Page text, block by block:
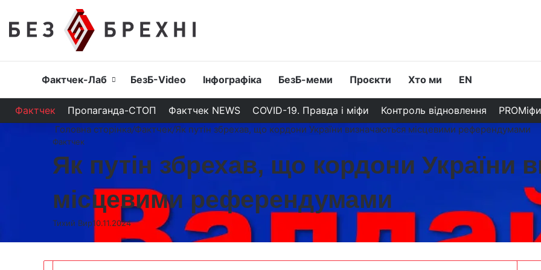
Головна
Фактчек-Лаб БезБ-Video Інфографіка БезБ-меми Проєкти Хто ми EN
Фактчек Пропаганда-СТОП Фактчек NEWS COVID-19. Правда і міфи Контроль відновлення PROМіфи
Головна сторінка/Фактчек/Як путін збрехав, що кордони України визначаються місцевими референдумами
Фактчек
Як путін збрехав, що кордони України
місцевими референдумами
Тихий Вир10.11.2024